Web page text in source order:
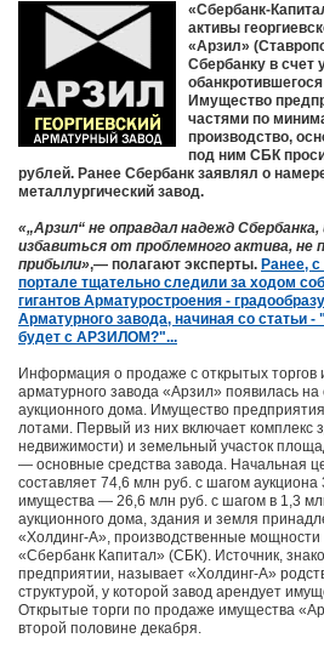
«Сбербанк-
активы
«Арзил»
Сбербанку в счет
Имущество
частями по
производство,
под ним СБК
рублей. Ранее Сбербанк заявлял о
металлургический завод.
«„Арзил“ не оправдал надежд
избавиться от проблемного актива,
прибыли»,— полагают эксперты. Ранее,
портале тщательно следили за ходом
гигантов Арматуростроения -
Арматурного завода, начиная со статьи
будет с АРЗИЛОМ?"...
Информация о продаже с открытых торгов
арматурного завода «Арзил» появилась на
аукционного дома. Имущество
лотами. Первый из них включает комплекс
недвижимости) и земельный участок
— основные средства завода. Начальная
составляет 74,6 млн руб. с шагом
имущества — 26,6 млн руб. с шагом в 1,3
аукционного дома, здания и земля
«Холдинг-А», производственные
«Сбербанк Капитал» (СБК). Источник,
предприятии, называет «Холдинг-А»
структурой, у которой завод арендует
Открытые торги по продаже имущества
второй половине декабря.